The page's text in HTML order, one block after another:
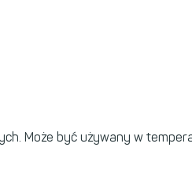
Może być używany w